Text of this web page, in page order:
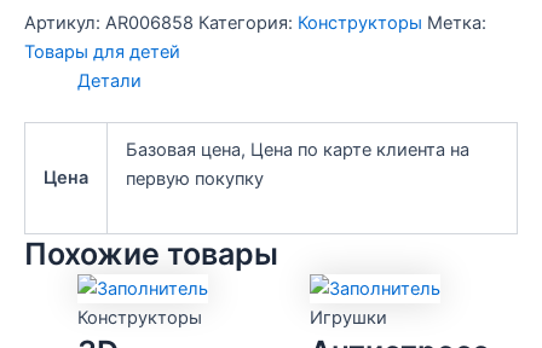
Артикул: AR006858 Категория: Конструкторы Метка:
Товары для детей
Детали
Цена
Базовая цена, Цена по карте клиента на
первую покупку
Похожие товары
Конструкторы Игрушки